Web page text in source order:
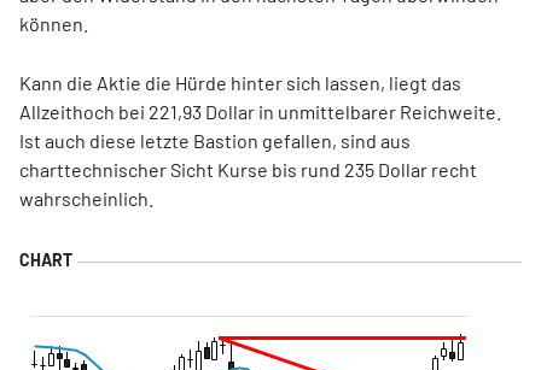
können.
Kann die Aktie die Hürde hinter sich lassen, liegt das
Allzeithoch bei 221,93 Dollar in unmittelbarer Reichweite.
Ist auch diese letzte Bastion gefallen, sind aus
charttechnischer Sicht Kurse bis rund 235 Dollar recht
wahrscheinlich.